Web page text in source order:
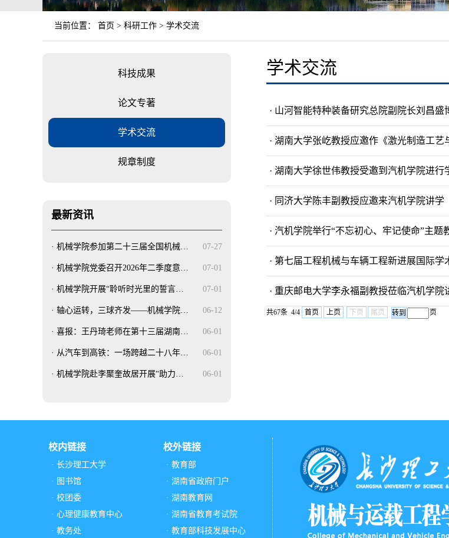
当前位置： 首页 > 科研工作 > 学术交流
科技成果
论文专著
学术交流
规章制度
最新资讯
07-27
· 机械学院参加第二十三届全国机械…
07-01
· 机械学院党委召开2026年二季度意…
07-01
· 机械学院开展“聆听时光里的誓言…
06-12
· 轴心运转，三球齐发——机械学院…
06-01
· 喜报：王丹琦老师在第十三届湖南…
06-01
· 从汽车到高铁：一场跨越二十八年…
06-01
· 机械学院赴李聚奎故居开展“助力…
学术交流
· 山河智能特种装备研究总院副院长刘昌盛
· 湖南大学张屹教授应邀作《激光制造工艺
· 湖南大学徐世伟教授受邀到汽机学院进行
· 同济大学陈丰副教授应邀来汽机学院讲学
· 汽机学院举行“不忘初心、牢记使命”主
· 第七届工程机械与车辆工程新进展国际
· 重庆邮电大学李永福副教授莅临汽机学院
共67条 4/4 首页 上页 下页 尾页 页
校内链接
· 长沙理工大学
· 图书馆
· 校团委
· 心理健康教育中心
· 教务处
校外链接
· 教育部
· 湖南省政府门户
· 湖南教育网
· 湖南省教育考试院
· 教育部科技发展中心